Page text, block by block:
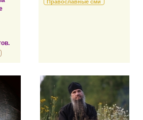
Православные сми